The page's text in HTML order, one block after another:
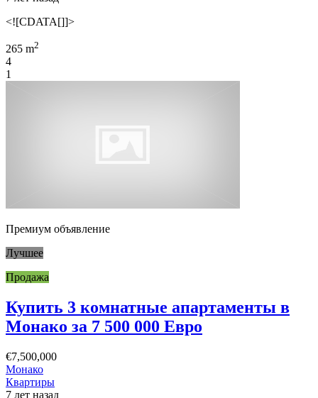
<![CDATA[]]>
265 m2
4
1
Премиум объявление
Лучшее
Продажа
Купить 3 комнатные апартаменты в
Монако за 7 500 000 Евро
€7,500,000
Монако
Квартиры
7 лет назад